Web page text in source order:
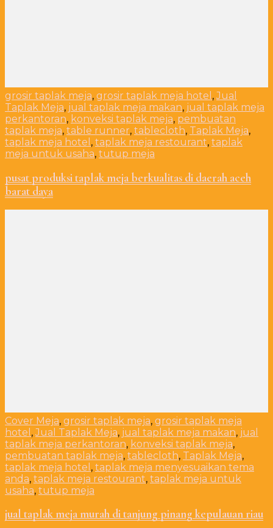
grosir taplak meja, grosir taplak meja hotel ,Jual
Taplak Meja, jual taplak meja makan, jual taplak meja
perkantoran, konveksi taplak meja, pembuatan
taplak meja, table runner, tablecloth, Taplak Meja,
taplak meja hotel , taplak meja restourant, taplak
meja untuk usaha, tutup meja
pusat produksi taplak meja berkualitas di daerah aceh
barat daya
Cover Meja, grosir taplak meja, grosir taplak meja
hotel ,Jual Taplak Meja, jual taplak meja makan, jual
taplak meja perkantoran, konveksi taplak meja,
pembuatan taplak meja, tablecloth, Taplak Meja,
taplak meja hotel , taplak meja menyesuaikan tema
anda, taplak meja restourant, taplak meja untuk
usaha, tutup meja
jual taplak meja murah di tanjung pinang kepulauan riau